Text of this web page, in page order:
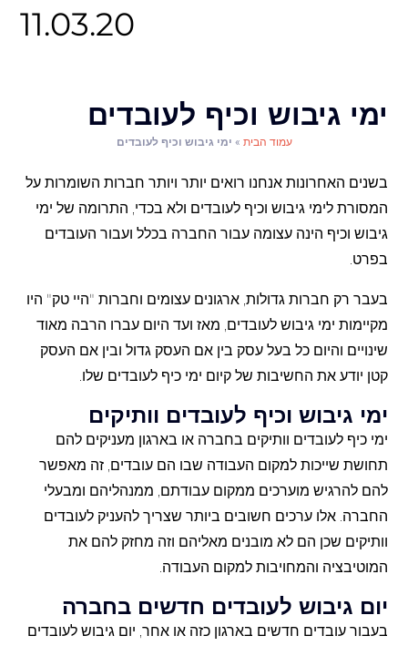
11.03.20
ימי גיבוש וכיף לעובדים
עמוד הבית » ימי גיבוש וכיף לעובדים
בשנים האחרונות אנחנו רואים יותר ויותר חברות השומרות על
המסורת לימי גיבוש וכיף לעובדים ולא בכדי, התרומה של ימי
גיבוש וכיף הינה עצומה עבור החברה בכלל ועבור העובדים
בפרט.
בעבר רק חברות גדולות, ארגונים עצומים וחברות "היי טק" היו
מקיימות ימי גיבוש לעובדים, מאז ועד היום עברו הרבה מאוד
שינויים והיום כל בעל עסק בין אם העסק גדול ובין אם העסק
קטן יודע את החשיבות של קיום ימי כיף לעובדים שלו.
ימי גיבוש וכיף לעובדים וותיקים
ימי כיף לעובדים וותיקים בחברה או בארגון מעניקים להם
תחושת שייכות למקום העבודה שבו הם עובדים, זה מאפשר
להם להרגיש מוערכים ממקום עבודתם, ממנהליהם ומבעלי
החברה. אלו ערכים חשובים ביותר שצריך להעניק לעובדים
וותיקים שכן הם לא מובנים מאליהם וזה מחזק להם את
המוטיבציה והמחויבות למקום העבודה.
יום גיבוש לעובדים חדשים בחברה
בעבור עובדים חדשים בארגון כזה או אחר, יום גיבוש לעובדים